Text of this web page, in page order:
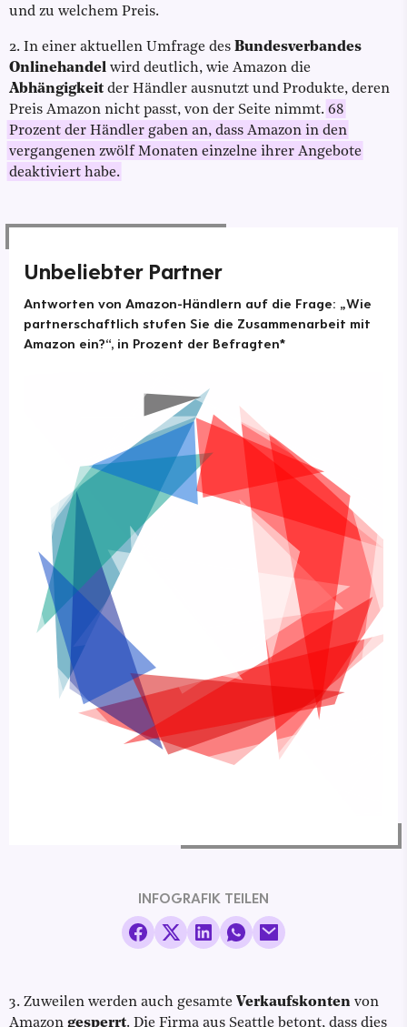
und zu welchem Preis.
2. In einer aktuellen Umfrage des Bundesverbandes
Onlinehandel wird deutlich, wie Amazon die
Abhängigkeit der Händler ausnutzt und Produkte, deren
Preis Amazon nicht passt, von der Seite nimmt. 68
Prozent der Händler gaben an, dass Amazon in den
vergangenen zwölf Monaten einzelne ihrer Angebote
deaktiviert habe.
Unbeliebter Partner
Antworten von Amazon-Händlern auf die Frage: „Wie
partnerschaftlich stufen Sie die Zusammenarbeit mit
Amazon ein?“, in Prozent der Befragten*
INFOGRAFIK TEILEN
3. Zuweilen werden auch gesamte Verkaufskonten von
Amazon gesperrt. Die Firma aus Seattle betont, dass dies